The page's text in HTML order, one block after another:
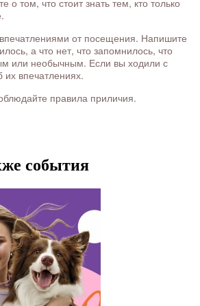
о том, что стоит знать тем, кто только
от посещения. Напишите
а что нет, что запомнилось, что
или необычным. Если вы ходили с
их впечатлениях.
правила приличия.
события